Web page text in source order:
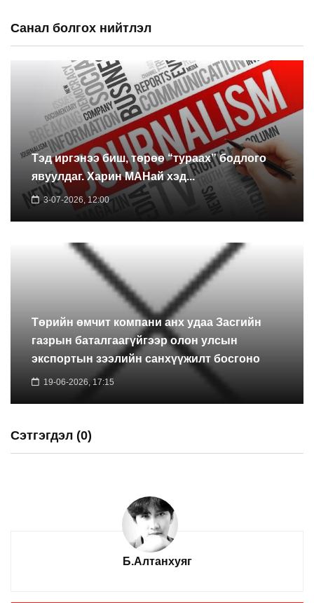
Санал болгох нийтлэл
Тэд иргэнээ биш, төрөө “тураах” бодлого
явуулдаг. Харин МАНай хэд...
3-07-2026, 12:00
Төрийн өмчит компани анх удаа Засгийн
газрын баталгаагүйгээр олон улсын
экспортын зээлийн санхүүжилт босгоно
19-06-2026, 17:15
Сэтгэгдэл (0)
Б.Алтанхуяг